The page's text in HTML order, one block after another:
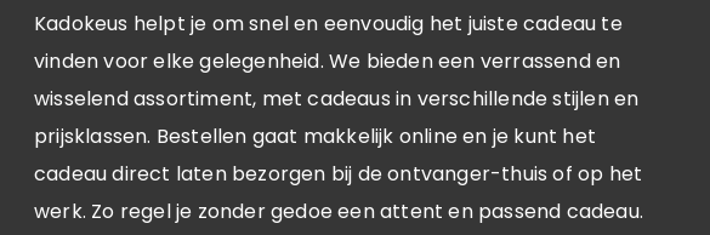
Kadokeus helpt je om snel en eenvoudig het juiste cadeau te
vinden voor elke gelegenheid. We bieden een verrassend en
wisselend assortiment, met cadeaus in verschillende stijlen en
prijsklassen. Bestellen gaat makkelijk online en je kunt het
cadeau direct laten bezorgen bij de ontvanger-thuis of op het
werk. Zo regel je zonder gedoe een attent en passend cadeau.